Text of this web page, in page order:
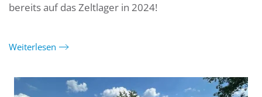
bereits auf das Zeltlager in 2024!
Weiterlesen